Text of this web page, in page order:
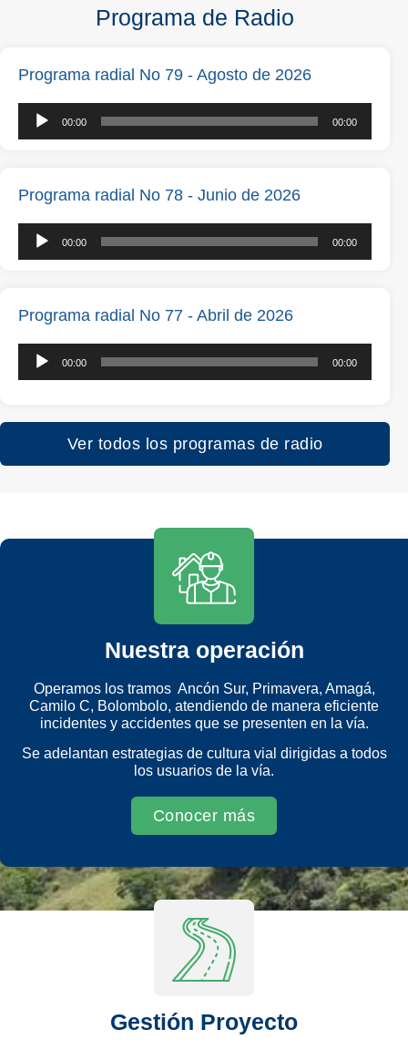
Programa de Radio
Programa radial No 79 - Agosto de 2026
Reproductor
00:00 00:00
Programa radial No 78 - Junio de 2026
Reproductor
00:00 00:00
Programa radial No 77 - Abril de 2026
Reproductor
00:00 00:00
Ver todos los programas de radio
Nuestra operación
Operamos los tramos Ancón Sur, Primavera, Amagá,
Camilo C, Bolombolo, atendiendo de manera eficiente
incidentes y accidentes que se presenten en la vía.
Se adelantan estrategias de cultura vial dirigidas a todos
los usuarios de la vía.
Conocer más
Gestión Proyecto